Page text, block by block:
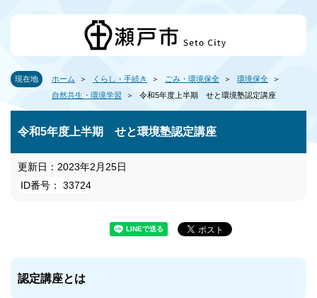
現在地 ホーム くらし・手続き ごみ・環境保全
環境保全
自然共生・環境学習
令和5年度上半期 せと環境塾認定講座
令和5年度上半期 せと環境塾認定講座
更新日：2023年2月25日
ID番号： 33724
認定講座とは